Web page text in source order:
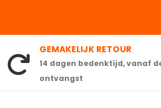
GEMAKELIJK RETOUR
14 dagen bedenktijd, vanaf
ontvangst